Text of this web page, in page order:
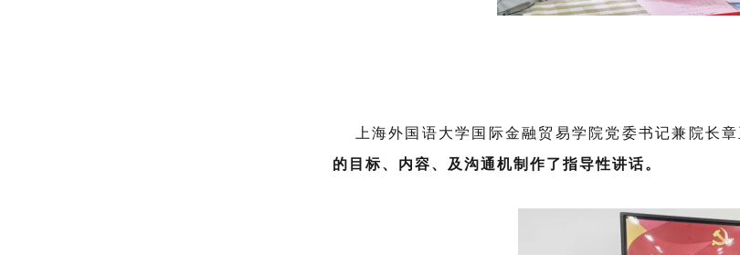
上海外国语大学国际金融贸易学院党委书记兼院长章
的目标、内容、及沟通机制作了指导性讲话。